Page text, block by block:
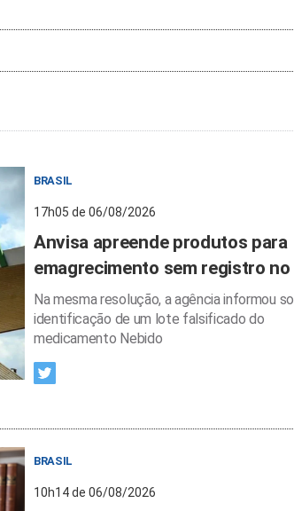
BRASIL
17h05 de 06/08/2026
Anvisa apreende produtos para
emagrecimento sem registro no
Na mesma resolução, a agência informou
identificação de um lote falsificado do
medicamento Nebido
BRASIL
10h14 de 06/08/2026